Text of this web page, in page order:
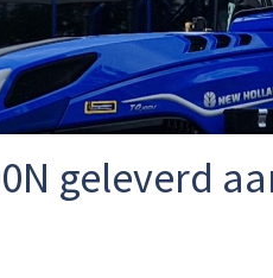
geleverd